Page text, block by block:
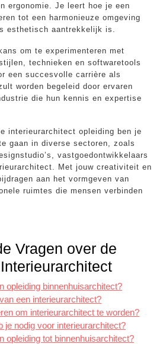
ergonomie. Je leert hoe je een
tot een harmonieuze omgeving
esthetisch aantrekkelijk is.
om te experimenteren met
technieken en softwaretools
een succesvolle carrière als
worden begeleid door ervaren
die hun kennis en expertise
interieurarchitect opleiding ben je
gaan in diverse sectoren, zoals
vastgoedontwikkelaars
Met jouw creativiteit en
aan het vormgeven van
ruimtes die mensen verbinden
Vragen over de
opleiding binnenhuisarchitect?
een interieurarchitect?
om interieurarchitect te worden?
je nodig voor interieurarchitect?
opleiding tot binnenhuisarchitect?